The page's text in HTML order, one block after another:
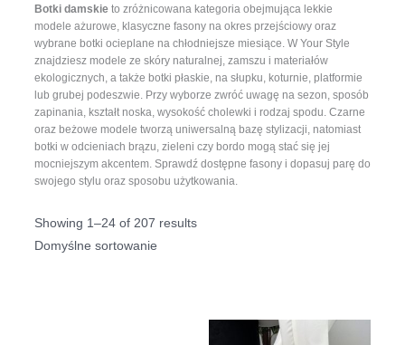
Botki damskie to zróżnicowana kategoria obejmująca lekkie
modele ażurowe, klasyczne fasony na okres przejściowy oraz
wybrane botki ocieplane na chłodniejsze miesiące. W Your Style
znajdziesz modele ze skóry naturalnej, zamszu i materiałów
ekologicznych, a także botki płaskie, na słupku, koturnie, platformie
lub grubej podeszwie. Przy wyborze zwróć uwagę na sezon, sposób
zapinania, kształt noska, wysokość cholewki i rodzaj spodu. Czarne
oraz beżowe modele tworzą uniwersalną bazę stylizacji, natomiast
botki w odcieniach brązu, zieleni czy bordo mogą stać się jej
mocniejszym akcentem. Sprawdź dostępne fasony i dopasuj parę do
swojego stylu oraz sposobu użytkowania.
Showing 1–24 of 207 results